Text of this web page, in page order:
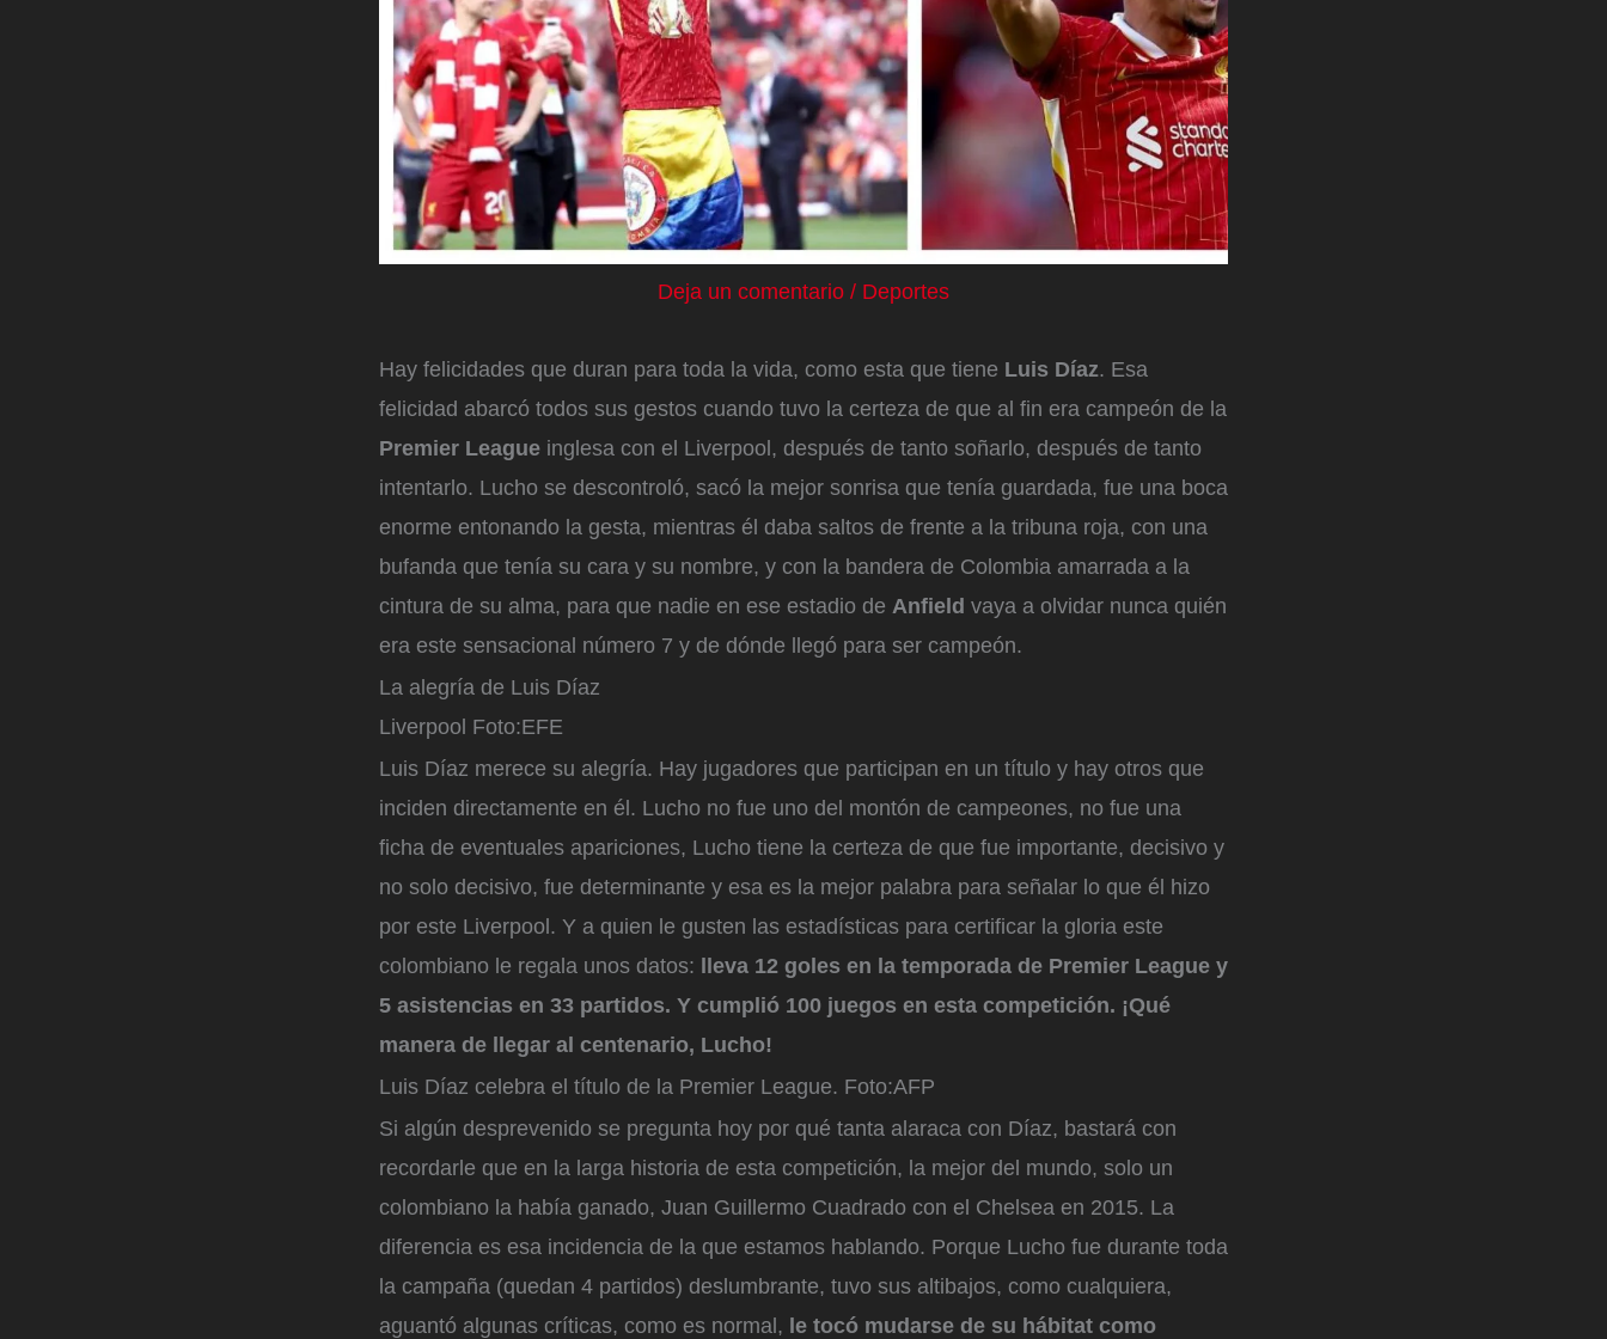
Deja un comentario / Deportes
Hay felicidades que duran para toda la vida, como esta que tiene Luis Díaz. Esa
felicidad abarcó todos sus gestos cuando tuvo la certeza de que al fin era campeón de la
Premier League inglesa con el Liverpool, después de tanto soñarlo, después de tanto
intentarlo. Lucho se descontroló, sacó la mejor sonrisa que tenía guardada, fue una boca
enorme entonando la gesta, mientras él daba saltos de frente a la tribuna roja, con una
bufanda que tenía su cara y su nombre, y con la bandera de Colombia amarrada a la
cintura de su alma, para que nadie en ese estadio de Anfield vaya a olvidar nunca quién
era este sensacional número 7 y de dónde llegó para ser campeón.
La alegría de Luis Díaz
Liverpool Foto:EFE
Luis Díaz merece su alegría. Hay jugadores que participan en un título y hay otros que
inciden directamente en él. Lucho no fue uno del montón de campeones, no fue una
ficha de eventuales apariciones, Lucho tiene la certeza de que fue importante, decisivo y
no solo decisivo, fue determinante y esa es la mejor palabra para señalar lo que él hizo
por este Liverpool. Y a quien le gusten las estadísticas para certificar la gloria este
colombiano le regala unos datos: lleva 12 goles en la temporada de Premier League y
5 asistencias en 33 partidos. Y cumplió 100 juegos en esta competición. ¡Qué
manera de llegar al centenario, Lucho!
Luis Díaz celebra el título de la Premier League. Foto:AFP
Si algún desprevenido se pregunta hoy por qué tanta alaraca con Díaz, bastará con
recordarle que en la larga historia de esta competición, la mejor del mundo, solo un
colombiano la había ganado, Juan Guillermo Cuadrado con el Chelsea en 2015. La
diferencia es esa incidencia de la que estamos hablando. Porque Lucho fue durante toda
la campaña (quedan 4 partidos) deslumbrante, tuvo sus altibajos, como cualquiera,
aguantó algunas críticas, como es normal, le tocó mudarse de su hábitat como